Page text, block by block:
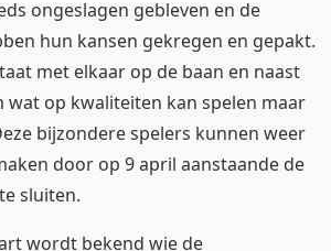
ongeslagen gebleven en de
hun kansen gekregen en gepakt.
met elkaar op de baan en naast
wat op kwaliteiten kan spelen maar
bijzondere spelers kunnen weer
door op 9 april aanstaande de
sluiten.
wordt bekend wie de